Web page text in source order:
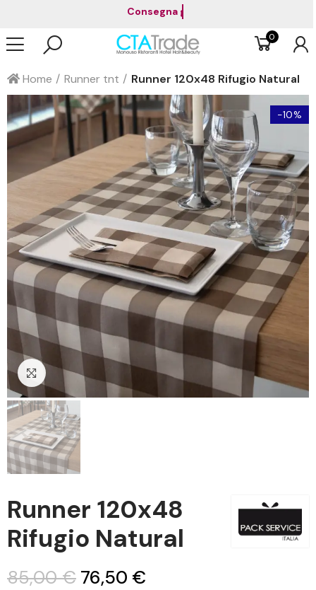
Paga in 3 rate senza interessi con
0
Home Runner tnt Runner 120x48 Rifugio Natural
-10%
Clicca per ingrandire
Runner 120x48
Rifugio Natural
85,00 € 76,50 €